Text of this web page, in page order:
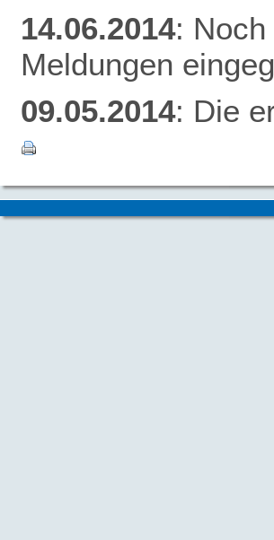
14.06.2014: Noch
Meldungen
09.05.2014: Die